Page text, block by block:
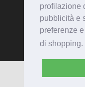
profilazione
pubblicità e
preferenze
di shopping.
©